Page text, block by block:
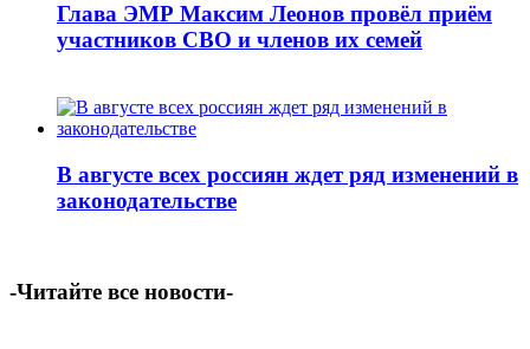
Глава ЭМР Максим Леонов провёл приём
участников СВО и членов их семей
В августе всех россиян ждет ряд изменений в
законодательстве
-Читайте все новости-